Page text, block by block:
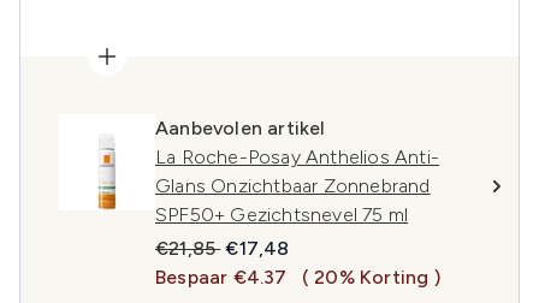
Aanbevolen artikel
La Roche-Posay Anthelios Anti-
Glans Onzichtbaar Zonnebrand
SPF50+ Gezichtsnevel 75 ml
Recommended Retail Price:
€21,85Huidige prijs:
€17,48
Bespaar €4.37
( 20% Korting )